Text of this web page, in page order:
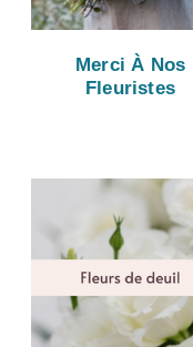
Merci À Nos
Fleuristes